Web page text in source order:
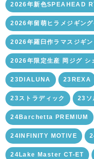
2026年新色SPEAHEAD
2026年留萌ヒラメジギング
2026年羅臼作ラマスジギ
2026年限定生産 岡ジグ シ
23DIALUNA 23REXA
23ストラディック 23ソ
24Barchetta PREMIUM
24INFINITY MOTIVE
24Lake Master CT-ET